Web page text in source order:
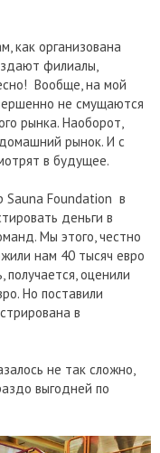
как организована
филиалы,
Вообще, на мой
не смущаются
рынка. Наоборот,
рынок. И с
в будущее.
Sauna Foundation в
деньги в
Мы этого, честно
нам 40 тысяч евро
оценили
Но поставили
в
не так сложно,
выгодней по